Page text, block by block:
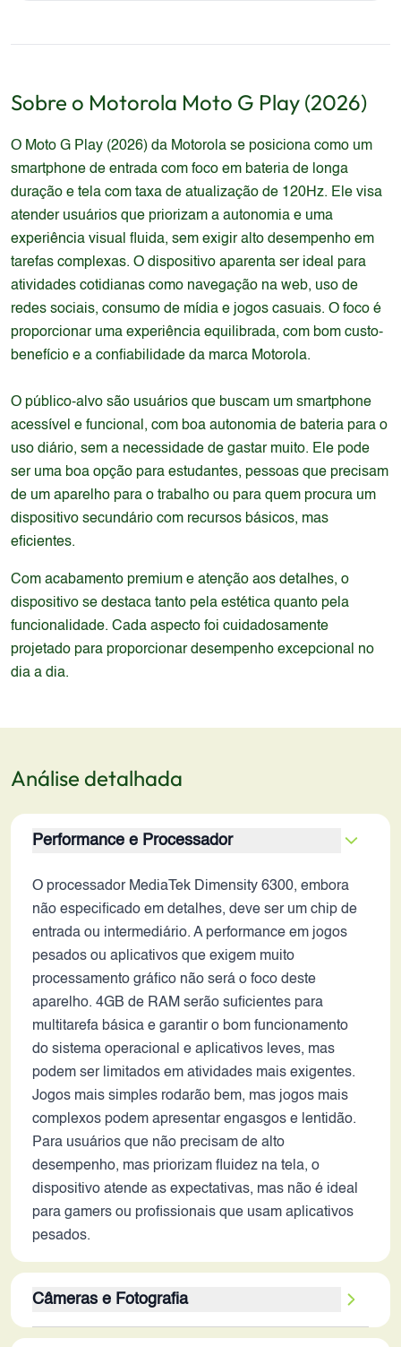
Sobre o Motorola Moto G Play (2026)
O Moto G Play (2026) da Motorola se posiciona como um
smartphone de entrada com foco em bateria de longa
duração e tela com taxa de atualização de 120Hz. Ele visa
atender usuários que priorizam a autonomia e uma
experiência visual fluida, sem exigir alto desempenho em
tarefas complexas. O dispositivo aparenta ser ideal para
atividades cotidianas como navegação na web, uso de
redes sociais, consumo de mídia e jogos casuais. O foco é
proporcionar uma experiência equilibrada, com bom custo-
benefício e a confiabilidade da marca Motorola.
O público-alvo são usuários que buscam um smartphone
acessível e funcional, com boa autonomia de bateria para o
uso diário, sem a necessidade de gastar muito. Ele pode
ser uma boa opção para estudantes, pessoas que precisam
de um aparelho para o trabalho ou para quem procura um
dispositivo secundário com recursos básicos, mas
eficientes.
Com acabamento premium e atenção aos detalhes, o
dispositivo se destaca tanto pela estética quanto pela
funcionalidade. Cada aspecto foi cuidadosamente
projetado para proporcionar desempenho excepcional no
dia a dia.
Análise detalhada
Performance e Processador
O processador MediaTek Dimensity 6300, embora
não especificado em detalhes, deve ser um chip de
entrada ou intermediário. A performance em jogos
pesados ou aplicativos que exigem muito
processamento gráfico não será o foco deste
aparelho. 4GB de RAM serão suficientes para
multitarefa básica e garantir o bom funcionamento
do sistema operacional e aplicativos leves, mas
podem ser limitados em atividades mais exigentes.
Jogos mais simples rodarão bem, mas jogos mais
complexos podem apresentar engasgos e lentidão.
Para usuários que não precisam de alto
desempenho, mas priorizam fluidez na tela, o
dispositivo atende as expectativas, mas não é ideal
para gamers ou profissionais que usam aplicativos
pesados.
Câmeras e Fotografia